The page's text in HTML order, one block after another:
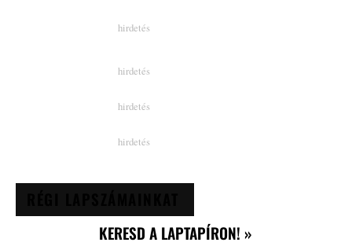
KERESD A LAPTAPÍRON! »